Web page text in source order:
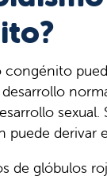
congénito
sexual.
puede derivar
de glóbulos